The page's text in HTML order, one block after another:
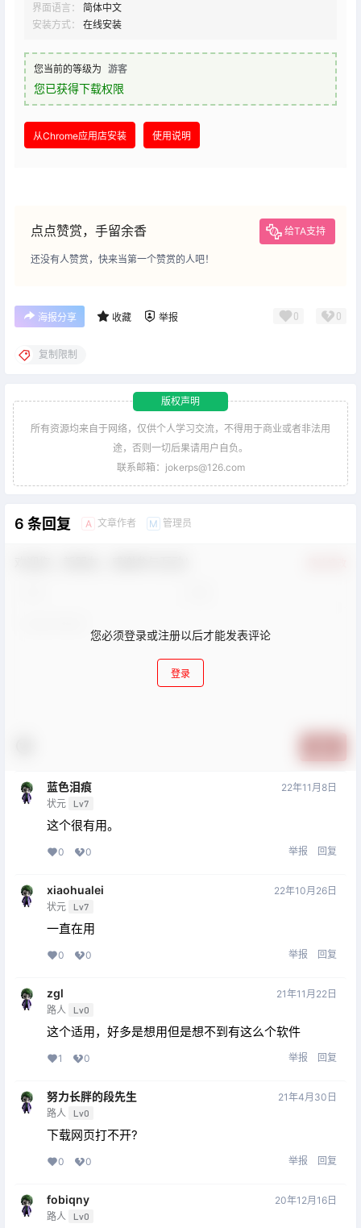
界面语言：
简体中文
安装方式：
在线安装
您当前的等级为 游客
您已获得下载权限
从Chrome应用店安装 使用说明
点点赞赏，手留余香 给TA支持
还没有人赞赏，快来当第一个赞赏的人吧！
海报分享 收藏 举报 0 0
复制限制
版权声明
所有资源均来自于网络，仅供个人学习交流，不得用于商业或者非法用
途，否则一切后果请用户自负。
联系邮箱：jokerps@126.com
6 条回复 A 文章作者 M 管理员
您必须登录或注册以后才能发表评论
登录
蓝色泪痕
状元 Lv7
22年11月8日
这个很有用。
0 0 举报 回复
xiaohualei
状元 Lv7
22年10月26日
一直在用
0 0 举报 回复
zgl
路人 Lv0
21年11月22日
这个适用，好多是想用但是想不到有这么个软件
1 0 举报 回复
努力长胖的段先生
路人 Lv0
21年4月30日
下载网页打不开?
0 0 举报 回复
fobiqny
路人 Lv0
20年12月16日